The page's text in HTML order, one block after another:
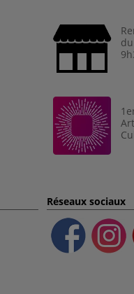
Réseaux sociaux